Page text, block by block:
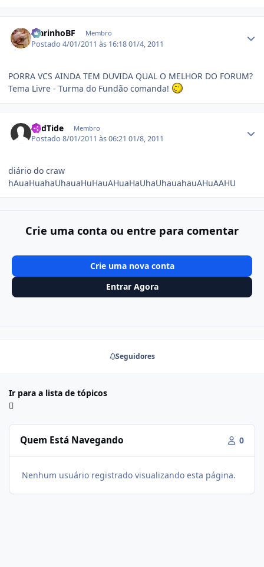
MarinhoBF Membro
Postado4/01/2011 às 16:1801/4, 2011
PORRA VCS AINDA TEM DUVIDA QUAL O MELHOR DO FORUM?
Tema Livre - Turma do Fundão comanda!
RedTide Membro
Postado8/01/2011 às 06:2101/8, 2011
diário do craw
hAuaHuahaUhauaHuHauAHuaHaUhaUhauahauAHuAAHU
Crie uma conta ou entre para comentar
Crie uma nova conta
Entrar Agora
Seguidores
Ir para a lista de tópicos
Quem Está Navegando 0
Nenhum usuário registrado visualizando esta página.